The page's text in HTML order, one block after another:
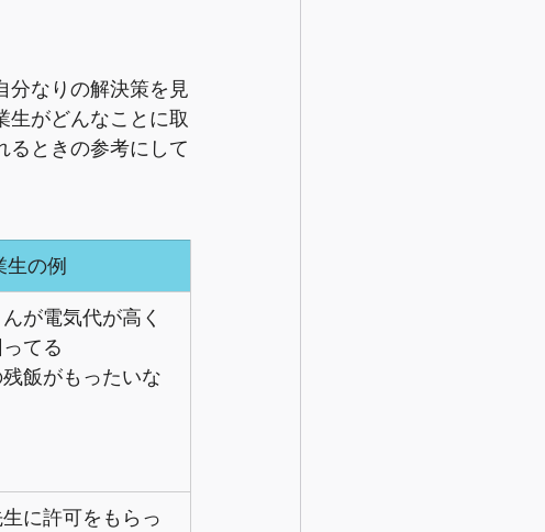
分なりの解決策を見
生がどんなことに取
るときの参考にして
んが電気代が高く
てる
残飯がもったいな
生に許可をもらっ